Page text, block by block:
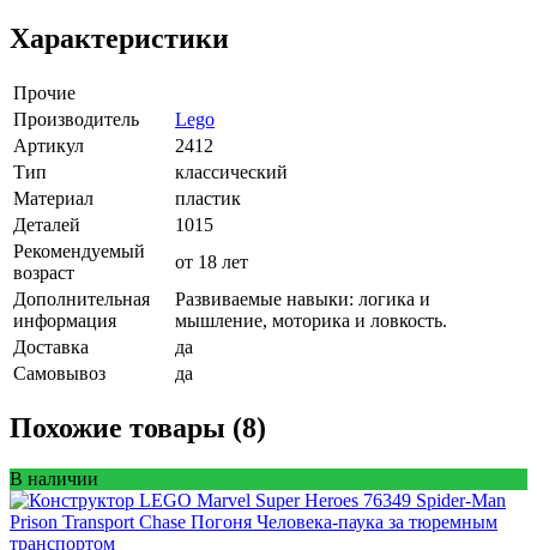
Характеристики
Прочие
Производитель
Lego
Артикул
2412
Тип
классический
Материал
пластик
Деталей
1015
Рекомендуемый
возраст
от 18 лет
Дополнительная
информация
Развиваемые навыки: логика и
мышление, моторика и ловкость.
Доставка
да
Самовывоз
да
Похожие товары (8)
В наличии